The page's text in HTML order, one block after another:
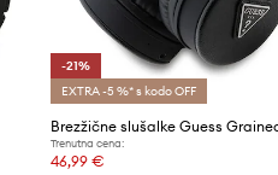
-21%
EXTRA -5 %* s kodo OFF
Trenutna cena:
46,99 €